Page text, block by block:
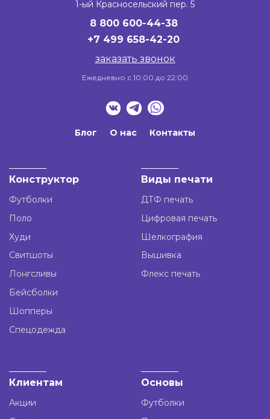
1-ый Красносельский пер. 5
8 800 600-44-38
+7 499 658-42-20
заказать звонок
Ежедневно с 10:00 до 22:00
Блог О нас Контакты
Конструктор
Футболки
Поло
Худи
Свитшоты
Лонгсливы
Бейсболки
Шопперы
Спецодежда
Виды печати
ДТФ печать
Цифровая печать
Шелкография
Вышивка
Флекс печать
Клиентам
Акции
Основы
Футболки